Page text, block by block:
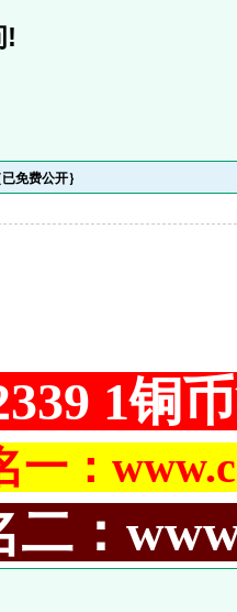
!
费公开｝
1铜
一：
二：